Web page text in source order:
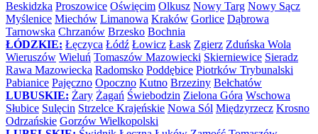
Beskidzka Proszowice Oświęcim Olkusz Nowy Targ Nowy Sącz
Myślenice Miechów Limanowa Kraków Gorlice Dąbrowa
Tarnowska Chrzanów Brzesko Bochnia
ŁÓDZKIE: Łęczyca Łódź Łowicz Łask Zgierz Zduńska Wola
Wieruszów Wieluń Tomaszów Mazowiecki Skierniewice Sieradz
Rawa Mazowiecka Radomsko Poddębice Piotrków Trybunalski
Pabianice Pajęczno Opoczno Kutno Brzeziny Bełchatów
LUBUSKIE: Żary Żagań Świebodzin Zielona Góra Wschowa
Słubice Sulęcin Strzelce Krajeńskie Nowa Sól Międzyrzecz Krosno
Odrzańskie Gorzów Wielkopolski